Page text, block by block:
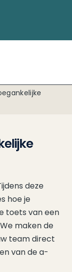
deze
hoe je
toets van een
maken de
team direct
van de a-